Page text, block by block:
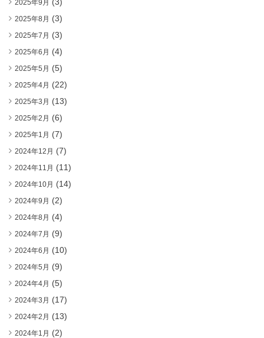
2025年9月
2025年8月 (3)
2025年7月 (3)
2025年6月 (4)
2025年5月 (5)
2025年4月 (22)
2025年3月 (13)
2025年2月 (6)
2025年1月 (7)
2024年12月 (7)
2024年11月 (11)
2024年10月 (14)
2024年9月 (2)
2024年8月 (4)
2024年7月 (9)
2024年6月 (10)
2024年5月 (9)
2024年4月 (5)
2024年3月 (17)
2024年2月 (13)
2024年1月 (2)